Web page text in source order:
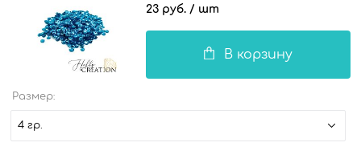
23 руб. / шт
В корзину
Размер:
4 гр.